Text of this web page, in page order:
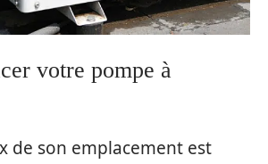
votre pompe à
de son emplacement est